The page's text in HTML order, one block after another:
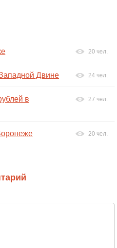
20 чел.
Двине 24 чел.
в
27 чел.
20 чел.